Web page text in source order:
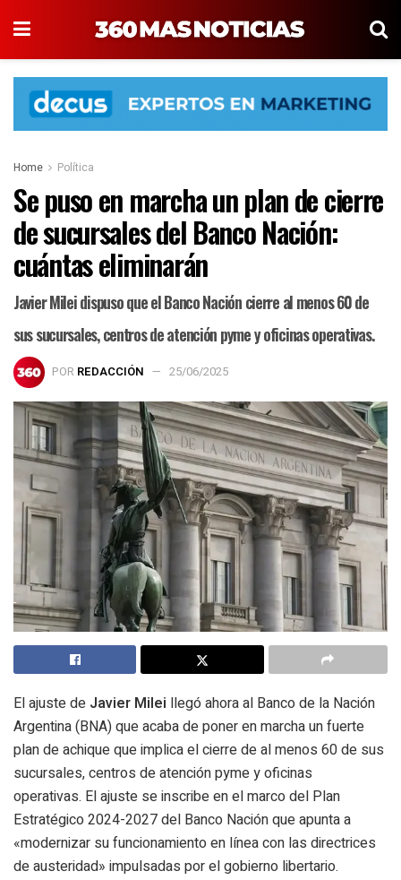
Home Política
Se puso en marcha un plan de cierre
de sucursales del Banco Nación:
cuántas eliminarán
Javier Milei dispuso que el Banco Nación cierre al menos 60 de
sus sucursales, centros de atención pyme y oficinas operativas.
POR REDACCIÓN 25/06/2025
El ajuste de Javier Milei llegó ahora al Banco de la Nación
Argentina (BNA) que acaba de poner en marcha un fuerte
plan de achique queimplica el cierre de al menos 60 de sus
sucursales, centros de atención pyme y oficinas
operativas. El ajuste se inscribe en el marco del Plan
Estratégico 2024-2027 del Banco Nación que apunta a
«modernizar su funcionamiento en línea con las directrices
de austeridad» impulsadas por el gobierno libertario.